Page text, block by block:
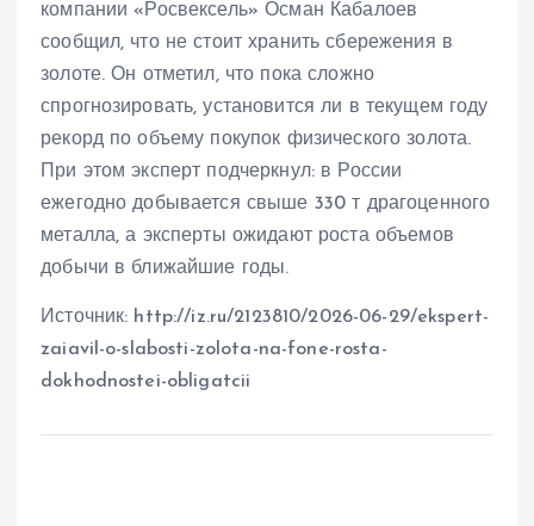
компании «Росвексель» Осман Кабалоев
сообщил, что не стоит хранить сбережения в
золоте. Он отметил, что пока сложно
спрогнозировать, установится ли в текущем году
рекорд по объему покупок физического золота.
При этом эксперт подчеркнул: в России
ежегодно добывается свыше 330 т драгоценного
металла, а эксперты ожидают роста объемов
добычи в ближайшие годы.
Источник: http://iz.ru/2123810/2026-06-29/ekspert-
zaiavil-o-slabosti-zolota-na-fone-rosta-
dokhodnostei-obligatcii